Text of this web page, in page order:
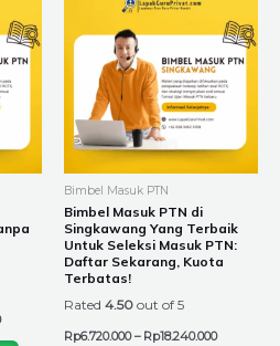
through
Rp18.240.000
has
multiple
variants.
The
on
Bimbel Masuk PTN
Bimbel Masuk PTN di
Singkawang Yang Terbaik
Untuk Seleksi Masuk PTN:
Daftar Sekarang, Kuota
Terbatas!
Rated 4.50 out of 5
Rp6.720.000 – Rp18.240.000
through
has
multiple
variants.
The
on
the